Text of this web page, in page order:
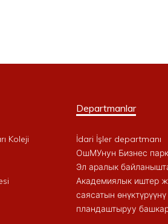
Koleji
Departmanlar
İdari İşler departmanı
ОшМУнун Бизнес
Эл аралык
Академиялык иштер
саясатын
пландаштыруу